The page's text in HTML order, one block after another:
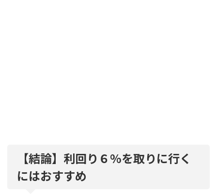
【結論】利回り６%を取りに行く
にはおすすめ